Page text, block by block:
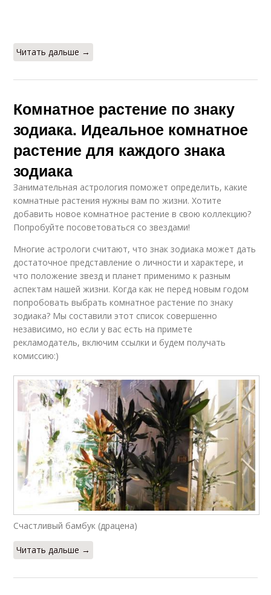
Читать дальше →
Комнатное растение по знаку
зодиака. Идеальное комнатное
растение для каждого знака
зодиака
Занимательная астрология поможет определить, какие
комнатные растения нужны вам по жизни. Хотите
добавить новое комнатное растение в свою коллекцию?
Попробуйте посоветоваться со звездами!
Многие астрологи считают, что знак зодиака может дать
достаточное представление о личности и характере, и
что положение звезд и планет применимо к разным
аспектам нашей жизни. Когда как не перед новым годом
попробовать выбрать комнатное растение по знаку
зодиака? Мы составили этот список совершенно
независимо, но если у вас есть на примете
рекламодатель, включим ссылки и будем получать
комиссию:)
Счастливый бамбук (драцена)
Читать дальше →